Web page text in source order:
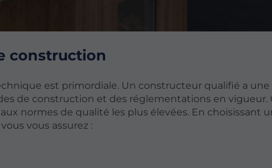
construction
est primordiale. Un constructeur qualifié a une
de construction et des réglementations en vigueur.
normes de qualité les plus élevées. En choisissant
vous assurez :